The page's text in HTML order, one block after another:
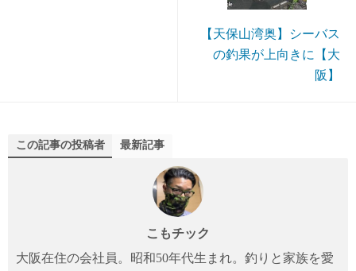
【天保山湾奥】シーバス
の釣果が上向きに【大
阪】
この記事の投稿者 最新記事
こもチック
大阪在住の会社員。昭和50年代生まれ。釣りと家族を愛